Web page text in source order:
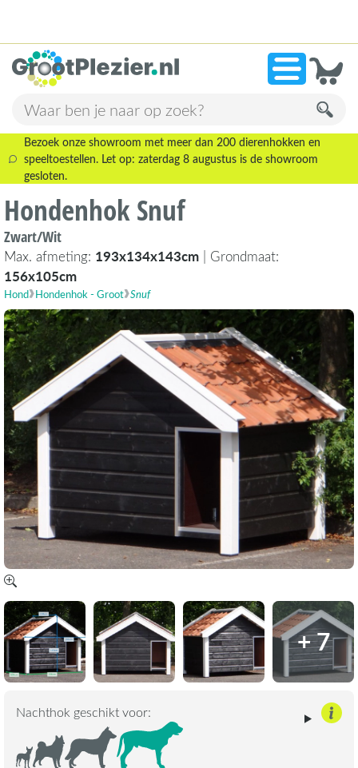
»13.946 beoordelingen!
Bezoek onze showroom met meer dan 200 dierenhokken en
speeltoestellen. Let op: zaterdag 8 augustus is de showroom
gesloten.
Hondenhok Snuf
Zwart/Wit
Max. afmeting: 193x134x143cm | Grondmaat:
156x105cm
Hond Hondenhok - Groot Snuf
+ 7
Nachthok geschikt voor: